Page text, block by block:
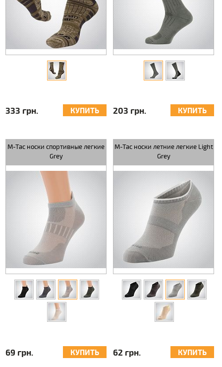
333 грн. КУПИТЬ 203 грн. КУПИТЬ
M-Tac носки спортивные легкие
Grey
69 грн. КУПИТЬ
M-Tac носки летние легкие Light
Grey
62 грн. КУПИТЬ